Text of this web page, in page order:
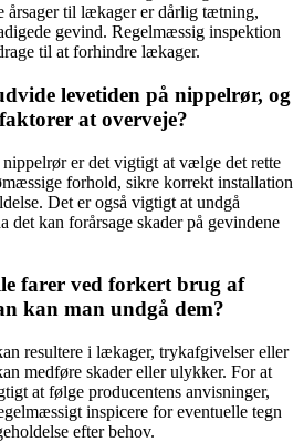
årsager til lækager er dårlig tætning,
gevind. Regelmæssig inspektion
til at forhindre lækager.
levetiden på nippelrør, og
at overveje?
er det vigtigt at vælge det rette
forhold, sikre korrekt installation
Det er også vigtigt at undgå
det kan forårsage skader på gevindene
farer ved forkert brug af
kan man undgå dem?
resultere i lækager, trykafgivelser eller
medføre skader eller ulykker. For at
at følge producentens anvisninger,
inspicere for eventuelle tegn
efter behov.